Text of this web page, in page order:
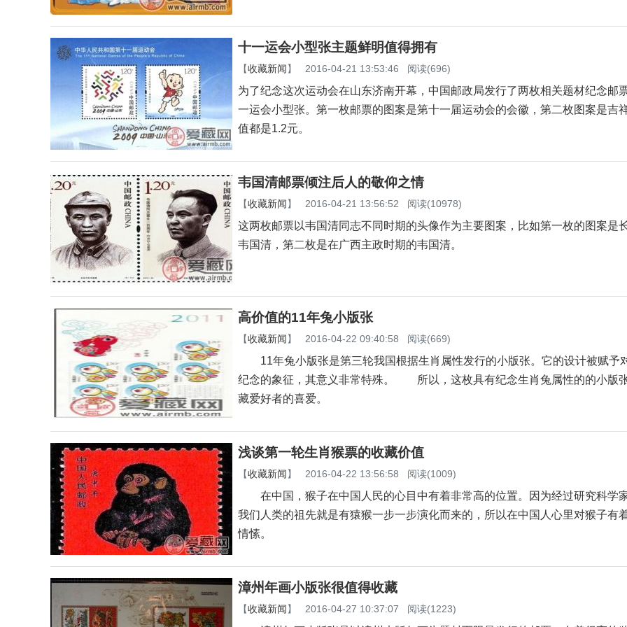
十一运会小型张主题鲜明值得拥有
【收藏新闻】 2016-04-21 13:53:46 阅读(696)
为了纪念这次运动会在山东济南开幕，中国邮政局发行了两枚相关题材纪念邮
一运会小型张。第一枚邮票的图案是第十一届运动会的会徽，第二枚图案是吉
值都是1.2元。
韦国清邮票倾注后人的敬仰之情
【收藏新闻】 2016-04-21 13:56:52 阅读(10978)
这两枚邮票以韦国清同志不同时期的头像作为主要图案，比如第一枚的图案是
韦国清，第二枚是在广西主政时期的韦国清。
高价值的11年兔小版张
【收藏新闻】 2016-04-22 09:40:58 阅读(669)
11年兔小版张是第三轮我国根据生肖属性发行的小版张。它的设计被赋予
纪念的象征，其意义非常特殊。 所以，这枚具有纪念生肖兔属性的的小版
藏爱好者的喜爱。
浅谈第一轮生肖猴票的收藏价值
【收藏新闻】 2016-04-22 13:56:58 阅读(1009)
在中国，猴子在中国人民的心目中有着非常高的位置。因为经过研究科学
我们人类的祖先就是有猿猴一步一步演化而来的，所以在中国人心里对猴子有
情愫。
漳州年画小版张很值得收藏
【收藏新闻】 2016-04-27 10:37:07 阅读(1223)